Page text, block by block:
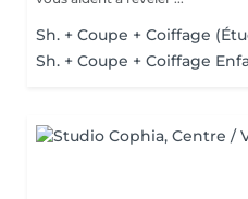
Sh. + Coupe + Coiffage
Sh. + Coupe + Coiffage